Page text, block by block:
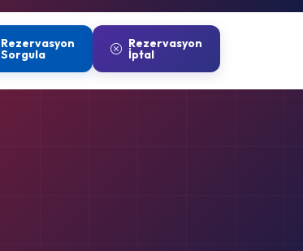
Rezervasyon
Sorgula
Rezervasyon
İptal